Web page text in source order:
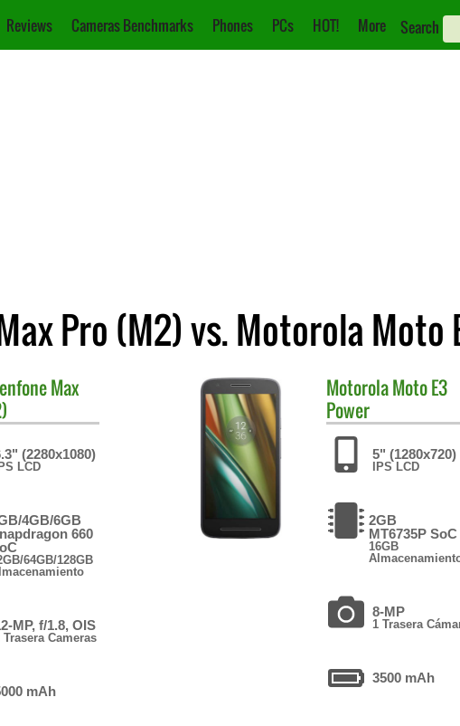
Reviews Cameras Benchmarks Phones PCs HOT! More Search
Pro (M2) vs. Motorola Moto
Max
(2280x1080)
IPS LCD
4GB/6GB
660
64GB/128GB
MP, f/1.8, OIS
Trasera Cameras
mAh
MotorolaMoto E3
Power
5" (1280x720)
IPS LCD
2GB
MT6735P SoC
16GB
8-MP
1 Trasera
3500 mAh